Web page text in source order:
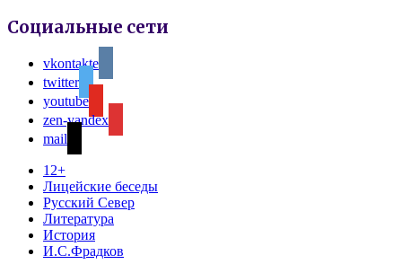
Социальные сети
vkontakte
twitter
youtube
zen-yandex
mail
12+
Лицейские беседы
Русский Север
Литература
История
И.С.Фрадков